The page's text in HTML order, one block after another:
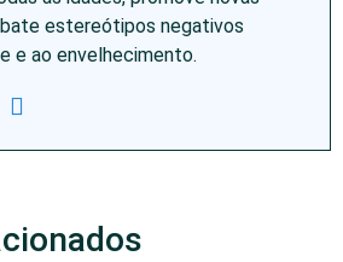
estereótipos negativos
e ao envelhecimento.